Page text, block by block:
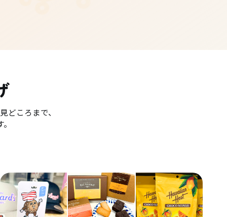
どころまで、